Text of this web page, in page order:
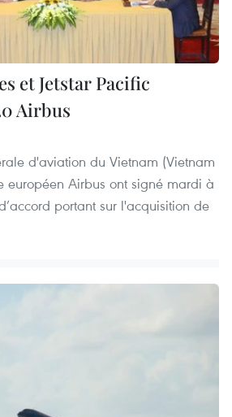
et Jetstar Pacific
Airbus
d'aviation du Vietnam (Vietnam
européen Airbus ont signé mardi à
portant sur l'acquisition de